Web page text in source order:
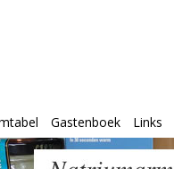
Gastenboek Links